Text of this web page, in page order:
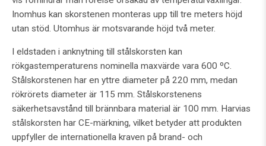
Inomhus kan skorstenen monteras upp till tre meters höjd
utan stöd. Utomhus är motsvarande höjd två meter.
I eldstaden i anknytning till stålskorsten kan
rökgastemperaturens nominella maxvärde vara 600 ºC.
Stålskorstenen har en yttre diameter på 220 mm, medan
rökrörets diameter är 115 mm. Stålskorstenens
säkerhetsavstånd till brännbara material är 100 mm. Harvias
stålskorsten har CE-märkning, vilket betyder att produkten
uppfyller de internationella kraven på brand- och